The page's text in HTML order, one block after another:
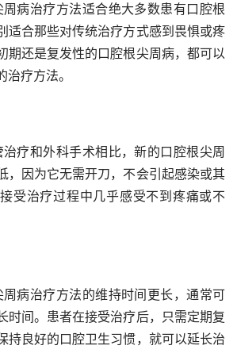
适合那些对传统治疗方式感到畏惧或疼
期还是复发性的口腔根尖周病，都可以
疗方法。
，因为它无需开刀，不会引起感染或其
受治疗过程中几乎感受不到疼痛或不
时间。患者在接受治疗后，只需定期复
持良好的口腔卫生习惯，就可以延长治